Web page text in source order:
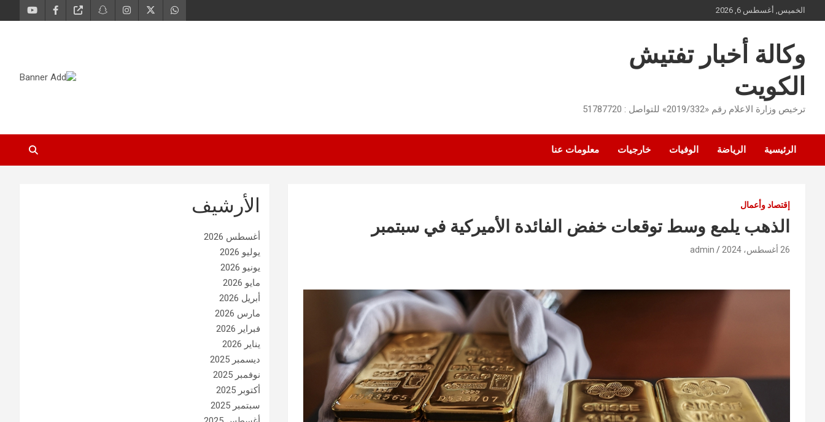
to
الخميس, أغسطس 6, 2026
وكالة أخبار تفتيش
الكويت
ترخيص وزارة الاعلام رقم «2019/332» للتواصل : 51787720
الرئيسية الرياضة الوفيات خارجيات معلومات عنا
إقتصاد وأعمال
الذهب يلمع وسط توقعات خفض الفائدة الأميركية في سبتمبر
26 أغسطس، 2024 admin
الأرشيف
أغسطس 2026
يوليو 2026
يونيو 2026
مايو 2026
أبريل 2026
مارس 2026
فبراير 2026
يناير 2026
ديسمبر 2025
نوفمبر 2025
أكتوبر 2025
سبتمبر 2025